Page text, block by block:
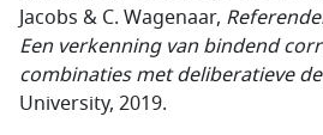
Jacobs & C. Wagenaar,
Een verkenning van bindend
combinaties met deliberatieve
University, 2019.